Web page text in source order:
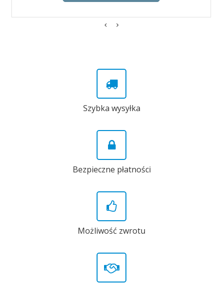
Szybka wysyłka
Bezpieczne płatności
Możliwość zwrotu